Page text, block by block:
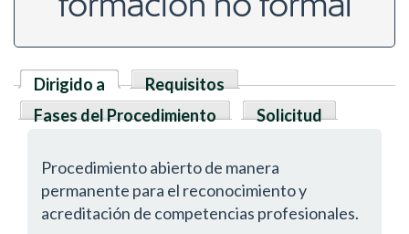
Dirigido a (solapa activa)
Requisitos
Fases del Procedimiento
Solicitud
Procedimiento abierto de manera
permanente para el reconocimiento y
acreditación de competencias profesionales.